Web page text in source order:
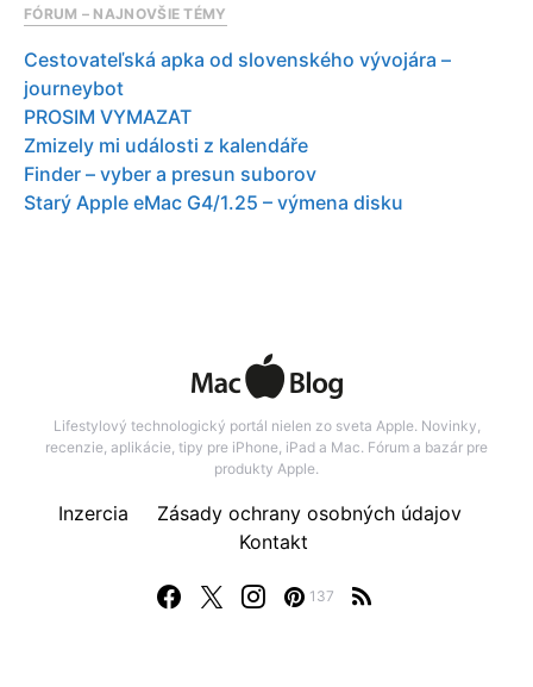
FÓRUM – NAJNOVŠIE TÉMY
Cestovateľská apka od slovenského vývojára –
journeybot
PROSIM VYMAZAT
Zmizely mi události z kalendáře
Finder – vyber a presun suborov
Starý Apple eMac G4/1.25 – výmena disku
Lifestylový technologický portál nielen zo sveta Apple. Novinky,
recenzie, aplikácie, tipy pre iPhone, iPad a Mac. Fórum a bazár pre
produkty Apple.
137
Inzercia
Zásady ochrany osobných údajov
Kontakt